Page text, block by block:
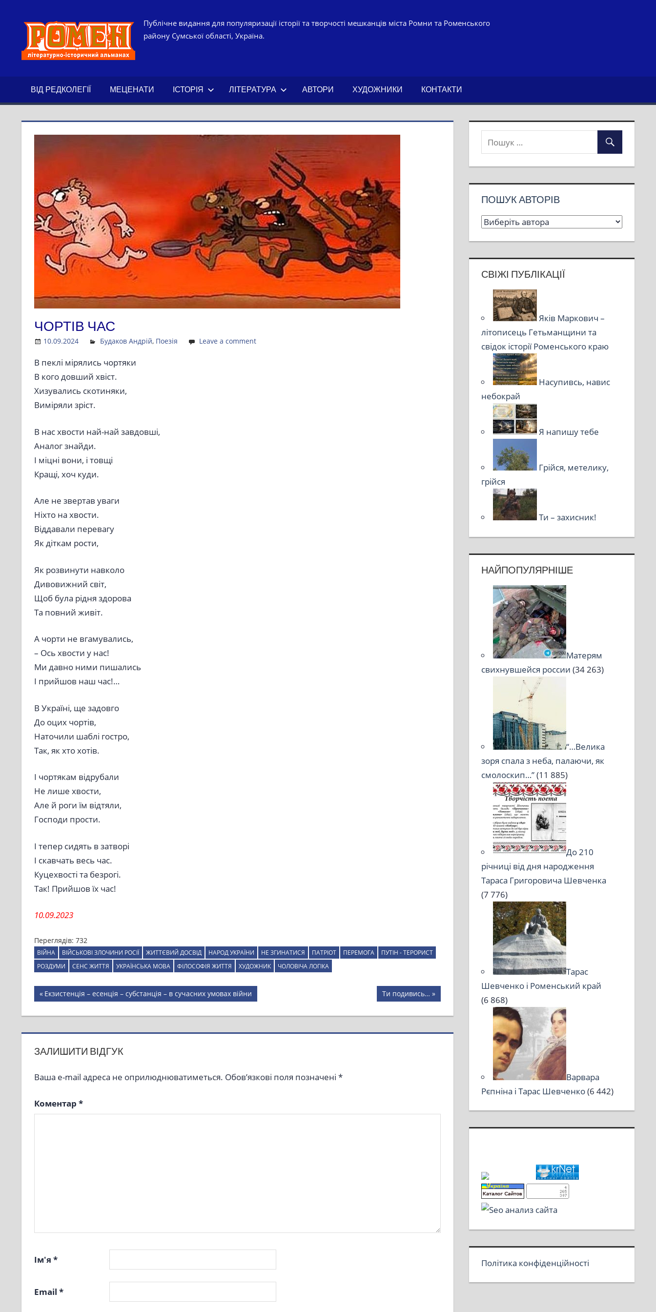
РОМЕН.
ІСТОРИЧНИЙ
АЛЬМАНАХ.
Публічне видання для популяризації історії та творчості мешканців міста Ромни та Роменського
району Сумської області, Україна.
ВІД РЕДКОЛЕГІЇ МЕЦЕНАТИ ІСТОРІЯ ЛІТЕРАТУРА АВТОРИ ХУДОЖНИКИ КОНТАКТИ
ЧОРТІВ ЧАС
10.09.2024 Admin
Будаков Андрій, Поезія Leave a comment
В пеклі мірялись чортяки
В кого довший хвіст.
Хизувались скотиняки,
Виміряли зріст.
В нас хвости най-най завдовші,
Аналог знайди.
І міцні вони, і товщі
Кращі, хоч куди.
Але не звертав уваги
Ніхто на хвости.
Віддавали перевагу
Як діткам рости,
Як розвинути навколо
Дивовижний світ,
Щоб була рідня здорова
Та повний живіт.
А чорти не вгамувались,
– Ось хвости у нас!
Ми давно ними пишались
І прийшов наш час!…
В Україні, ще задовго
До оцих чортів,
Наточили шаблі гостро,
Так, як хто хотів.
І чортякам відрубали
Не лише хвости,
Але й роги їм відтяли,
Господи прости.
І тепер сидять в затворі
І скавчать весь час.
Куцехвості та безрогі.
Так! Прийшов їх час!
10.09.2023
Переглядів: 732
ВІЙНА ВІЙСЬКОВІ ЗЛОЧИНИ РОСІЇ ЖИТТЄВИЙ ДОСВІД НАРОД УКРАЇНИ НЕ ЗГИНАТИСЯ ПАТРІОТ ПЕРЕМОГА
ПУТІН - ТЕРОРИСТ
РОЗДУМИ
СЕНС ЖИТТЯ УКРАЇНСЬКА МОВА ФІЛОСОФІЯ ЖИТТЯ ХУДОЖНИК ЧОЛОВІЧА ЛОГІКА
Навігація
записів
Previous
Post:
Екзистенція – есенція – субстанція – в сучасних умовах війни
Next
Post:
Ти подивись…
ЗАЛИШИТИ ВІДГУК
Ваша e-mail адреса не оприлюднюватиметься. Обов’язкові поля позначені *
Коментар *
Ім'я *
Email *
ПОШУК АВТОРІВ
СВІЖІ ПУБЛІКАЦІЇ
Яків Маркович –
літописець Гетьманщини та
свідок історії Роменського краю
Насупивсь, навис
небокрай
Я напишу тебе
Грійся, метелику,
грійся
Ти – захисник!
НАЙПОПУЛЯРНІШЕ
Матерям
свихнувшейся россии (34 263)
“…Велика
зоря спала з неба, палаючи, як
смолоскип…”(11 885)
До 210
річниці від дня народження
Тараса Григоровича Шевченка
(7 776)
Тарас
Шевченко і Роменський край
(6 868)
Варвара
Рєпніна і Тарас Шевченко(6 442)
Політика конфіденційності